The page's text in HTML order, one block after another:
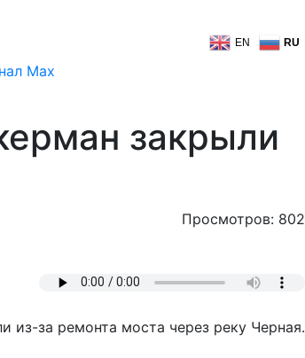
EN RU
закрыли
Просмотров: 802
из-за ремонта моста через реку Черная.